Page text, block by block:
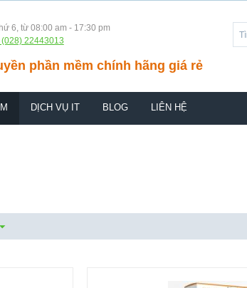
6, từ 08:00 am - 17:30 pm
(028) 22443013
phần mềm chính hãng giá rẻ
DỊCH VỤ IT BLOG LIÊN HỆ